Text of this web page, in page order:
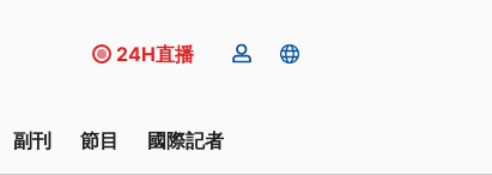
24H直播
副刊 節目 國際記者